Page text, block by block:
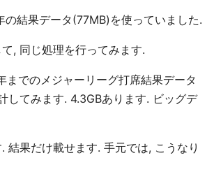
の結果データ(77MB)を使っていました.
, 同じ処理を行ってみます.
までのメジャーリーグ打席結果データ
してみます. 4.3GBあります. ビッグデ
結果だけ載せます. 手元では, こうなり